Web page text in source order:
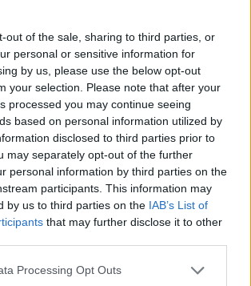
out of the sale, sharing to third parties, or
personal or sensitive information for
by us, please use the below opt-out
your selection. Please note that after your
processed you may continue seeing
based on personal information utilized by
disclosed to third parties prior to
may separately opt-out of the further
personal information by third parties on the
participants. This information may
by us to third parties on the IAB’s List of
that may further disclose it to other
this website/app uses one or more Google
Processing Opt Outs
el caso Yéremi Vargas:
forense
el niño desaparecido en 2007…